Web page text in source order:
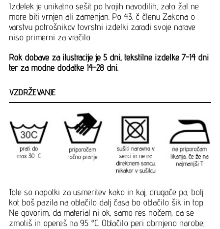
Izdelek je unikatno sešit po tvojih navodilih, zato žal ne
more biti vrnjen ali zamenjan. Po 43. č členu Zakona o
varstvu potrošnikov tovrstni izdelki zaradi svoje narave
niso primerni za vračilo.
Rok dobave za ilustracije je 5 dni, tekstilne izdelke 7-14 dni
ter za modne dodatke 14-28 dni.
VZDRŽEVANJE
Tole so napotki za usmeritev kako in kaj, drugače pa, bolj
kot boš pazila na oblačilo dalj časa bo oblačilo šik in top.
Ne govorim, da material ni ok, samo res nočem, da se
zmotiš in opereš na 95 °C. Oblačilo peri obrnjeno narobe,